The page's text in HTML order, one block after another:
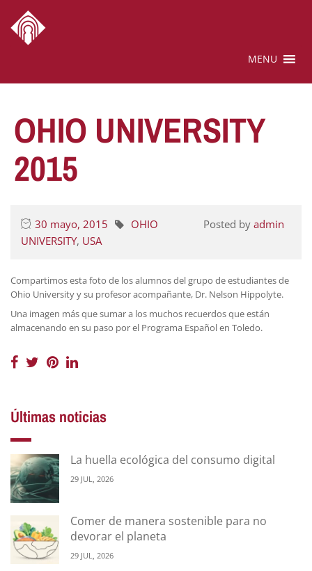
MENU
OHIO UNIVERSITY
2015
30 mayo, 2015 Posted by admin
OHIO
UNIVERSITY, USA
Compartimos esta foto de los alumnos del grupo de estudiantes de
Ohio University y su profesor acompañante, Dr. Nelson Hippolyte.
Una imagen más que sumar a los muchos recuerdos que están
almacenando en su paso por el Programa Español en Toledo.
Últimas noticias
La huella ecológica del consumo digital
29 JUL, 2026
Comer de manera sostenible para no
devorar el planeta
29 JUL, 2026